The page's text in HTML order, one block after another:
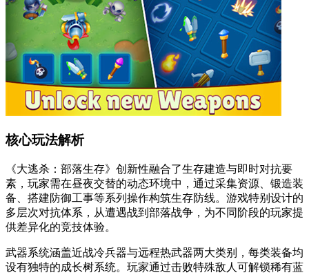
核心玩法解析
《大逃杀：部落生存》创新性融合了生存建造与即时对抗要
素，玩家需在昼夜交替的动态环境中，通过采集资源、锻造装
备、搭建防御工事等系列操作构筑生存防线。游戏特别设计的
多层次对抗体系，从遭遇战到部落战争，为不同阶段的玩家提
供差异化的竞技体验。
武器系统涵盖近战冷兵器与远程热武器两大类别，每类装备均
设有独特的成长树系统。玩家通过击败特殊敌人可解锁稀有蓝